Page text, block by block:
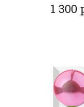
1 300